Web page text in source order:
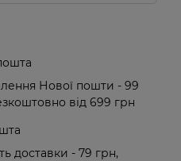
Нової пошти - 99
від 699 грн
доставки - 79 грн,